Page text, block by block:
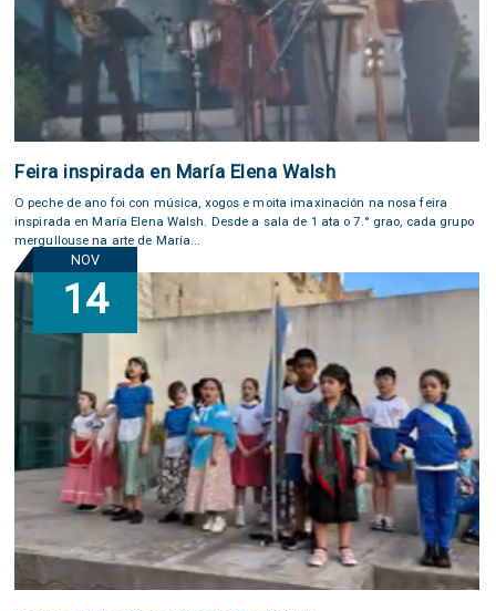
Feira inspirada en María Elena Walsh
O peche de ano foi con música, xogos e moita imaxinación na nosa feira
inspirada en María Elena Walsh. Desde a sala de 1 ata o 7.° grao, cada grupo
mergullouse na arte de María...
NOV
14